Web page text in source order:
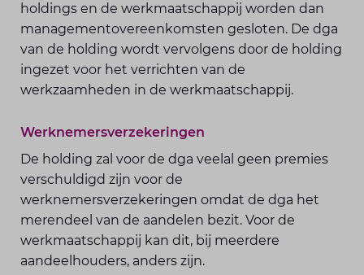
holdings en de werkmaatschappij worden dan
managementovereenkomsten gesloten. De dga
van de holding wordt vervolgens door de holding
ingezet voor het verrichten van de
werkzaamheden in de werkmaatschappij.
Werknemersverzekeringen
De holding zal voor de dga veelal geen premies
verschuldigd zijn voor de
werknemersverzekeringen omdat de dga het
merendeel van de aandelen bezit. Voor de
werkmaatschappij kan dit, bij meerdere
aandeelhouders, anders zijn.